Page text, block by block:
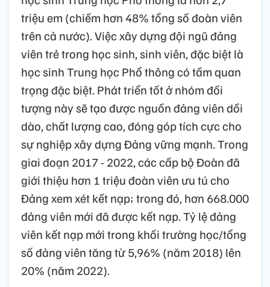
triệu em (chiếm hơn 48% tổng số đoàn viên
trên cả nước). Việc xây dựng đội ngũ đảng
viên trẻ trong học sinh, sinh viên, đặc biệt là
học sinh Trung học Phổ thông có tầm quan
trọng đặc biệt. Phát triển tốt ở nhóm đối
tượng này sẽ tạo được nguồn đảng viên dồi
dào, chất lượng cao, đóng góp tích cực cho
sự nghiệp xây dựng Đảng vững mạnh. Trong
giai đoạn 2017 - 2022, các cấp bộ Đoàn đã
giới thiệu hơn 1 triệu đoàn viên ưu tú cho
Đảng xem xét kết nạp; trong đó, hơn 668.000
đảng viên mới đã được kết nạp. Tỷ lệ đảng
viên kết nạp mới trong khối trường học/tổng
số đảng viên tăng từ 5,96% (năm 2018) lên
20% (năm 2022).